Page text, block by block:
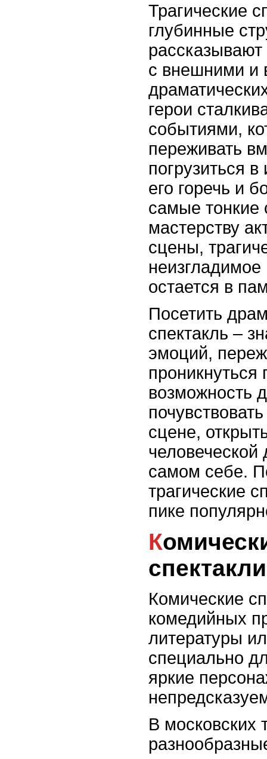
Трагические
глубинные
с внешними и
герои
событиями,
переживать
погрузиться
его горечь и
самые тонкие
мастерству
сцены,
остается в
Посетить
спектакль –
эмоций,
возможность
сцене,
человеческой
самом себе.
трагические
пике
Комические и юмористические
спектакли
Комические
комедийных
литературы
специально
яркие
В московских